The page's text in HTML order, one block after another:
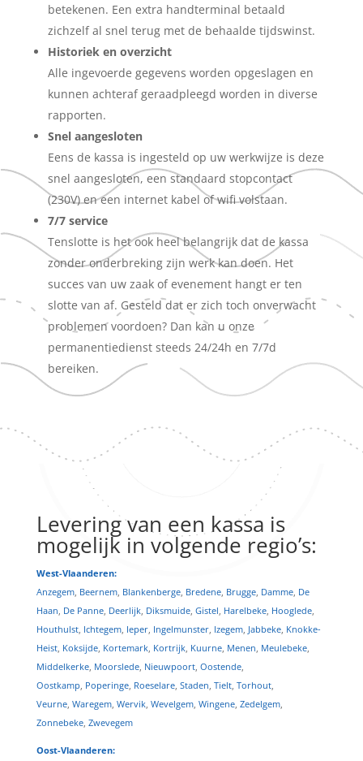
betekenen. Een extra handterminal betaald
zichzelf al snel terug met de behaalde tijdswinst.
Historiek en overzicht
Alle ingevoerde gegevens worden opgeslagen en
kunnen achteraf geraadpleegd worden in diverse
rapporten.
Snel aangesloten
Eens de kassa is ingesteld op uw werkwijze is deze
snel aangesloten, een standaard stopcontact
(230V) en een internet kabel of wifi volstaan.
7/7 service
Tenslotte is het ook heel belangrijk dat de kassa
zonder onderbreking zijn werk kan doen. Het
succes van uw zaak of evenement hangt er ten
slotte van af. Gesteld dat er zich toch onverwacht
problemen voordoen? Dan kan u onze
permanentiedienst steeds 24/24h en 7/7d
bereiken.
Levering van een kassa is
mogelijk in volgende regio’s:
West-Vlaanderen:
Anzegem, Beernem, Blankenberge, Bredene, Brugge, Damme, De
Haan De Panne, Deerlijk, Diksmuide, Gistel Harelbeke, Hooglede,
Houthulst, Ichtegem, Ieper, Ingelmunster, Izegem, Jabbeke, Knokke-
Heist, Koksijde, Kortemark, Kortrijk, Kuurne, Menen Meulebeke,
Middelkerke, Moorslede, Nieuwpoort, Oostende,
Oostkamp Poperinge, Roeselare, Staden Tielt, Torhout,
Veurne, Waregem, Wervik, Wevelgem, Wingene, Zedelgem,
Zonnebeke, Zwevegem
Oost-Vlaanderen: